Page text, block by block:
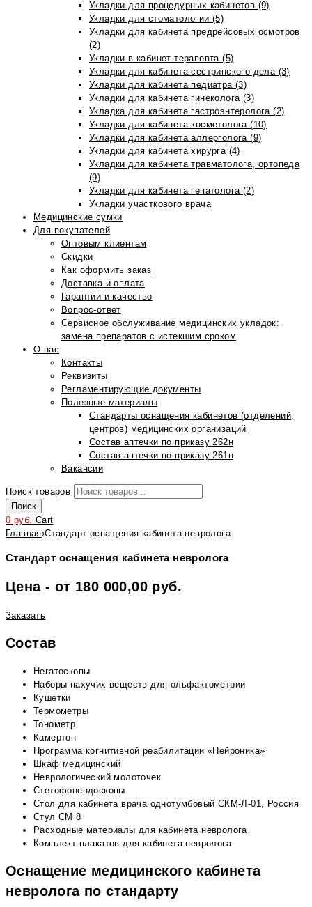
Укладки для процедурных кабинетов (9)
Укладки для стоматологии (5)
Укладки для кабинета предрейсовых осмотров
(2)
Укладки в кабинет терапевта (5)
Укладки для кабинета сестринского дела (3)
Укладки для кабинета педиатра (3)
Укладки для кабинета гинеколога (3)
Укладка для кабинета гастроэнтеролога (2)
Укладки для кабинета косметолога (10)
Укладки для кабинета аллерголога (9)
Укладки для кабинета хирурга (4)
Укладки для кабинета травматолога, ортопеда
(9)
Укладки для кабинета гепатолога (2)
Укладки участкового врача
Медицинские сумки
Для покупателей
Оптовым клиентам
Скидки
Как оформить заказ
Доставка и оплата
Гарантии и качество
Вопрос-ответ
Сервисное обслуживание медицинских укладок:
замена препаратов с истекшим сроком
О нас
Контакты
Реквизиты
Регламентирующие документы
Полезные материалы
Стандарты оснащения кабинетов (отделений,
центров) медицинских организаций
Состав аптечки по приказу 262н
Состав аптечки по приказу 261н
Вакансии
Поиск товаров
Поиск
0 руб. Cart
Главная›Стандарт оснащения кабинета невролога
Стандарт оснащения кабинета невролога
Цена - от 180 000,00 руб.
Заказать
Состав
Негатоскопы
Наборы пахучих веществ для ольфактометрии
Кушетки
Термометры
Тонометр
Камертон
Программа когнитивной реабилитации «Нейроника»
Шкаф медицинский
Неврологический молоточек
Стетофонендоскопы
Стол для кабинета врача однотумбовый СКМ-Л-01, Россия
Стул СМ 8
Расходные материалы для кабинета невролога
Комплект плакатов для кабинета невролога
Оснащение медицинского кабинета
невролога по стандарту